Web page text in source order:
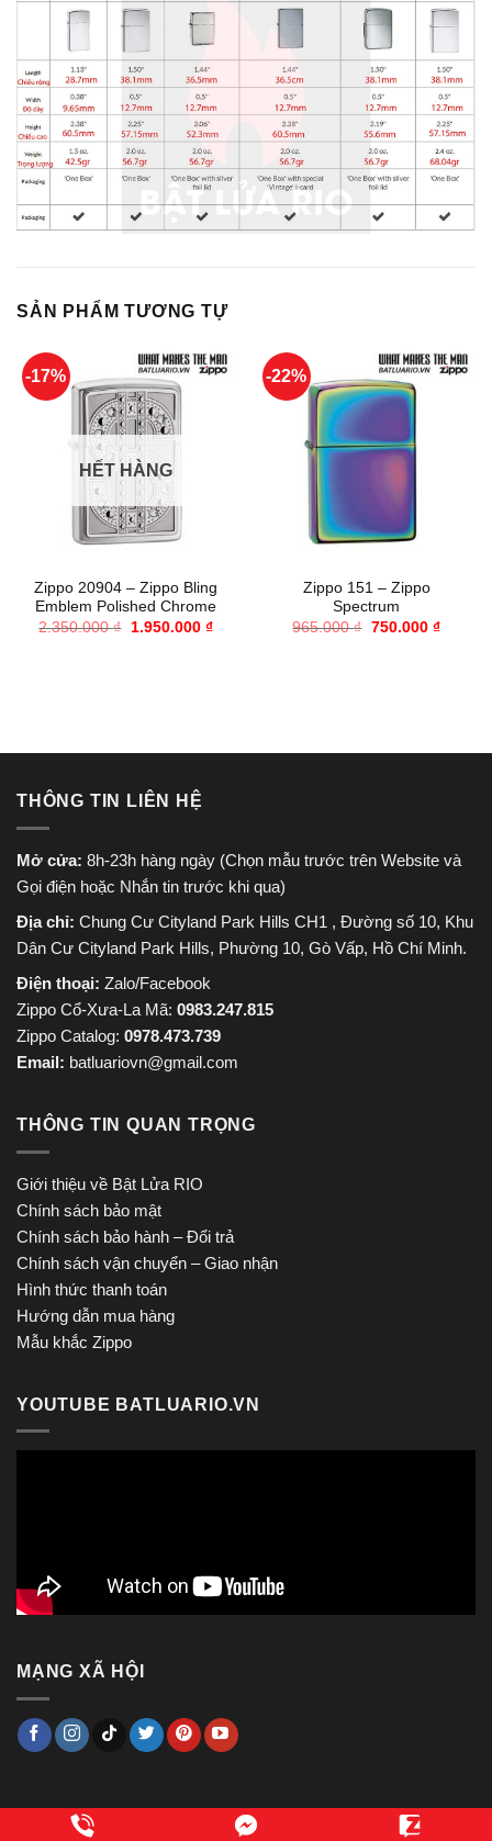
SẢN PHẨM TƯƠNG TỰ
-17%
HẾT HÀNG
Zippo 20904 – Zippo Bling
Emblem Polished Chrome
2.350.000₫
Giá
1.950.000 ₫Giá
-22%
Zippo 151 – Zippo
Spectrum
965.000₫ Giá
750.000 ₫Giá
THÔNG TIN LIÊN HỆ
Mở cửa: 8h-23h hàng ngày (Chọn mẫu trước trên Website và
Gọi điện hoặc Nhắn tin trước khi qua)
Địa chỉ: Chung Cư Cityland Park Hills CH1 , Đường số 10, Khu
Dân Cư Cityland Park Hills, Phường 10, Gò Vấp, Hồ Chí Minh.
Điện thoại: Zalo/Facebook
Zippo Cổ-Xưa-La Mã: 0983.247.815
Zippo Catalog: 0978.473.739
Email: batluariovn@gmail.com
THÔNG TIN QUAN TRỌNG
Giới thiệu về Bật Lửa RIO
Chính sách bảo mật
Chính sách bảo hành – Đổi trả
Chính sách vận chuyển – Giao nhận
Hình thức thanh toán
Hướng dẫn mua hàng
Mẫu khắc Zippo
YOUTUBE BATLUARIO.VN
MẠNG XÃ HỘI